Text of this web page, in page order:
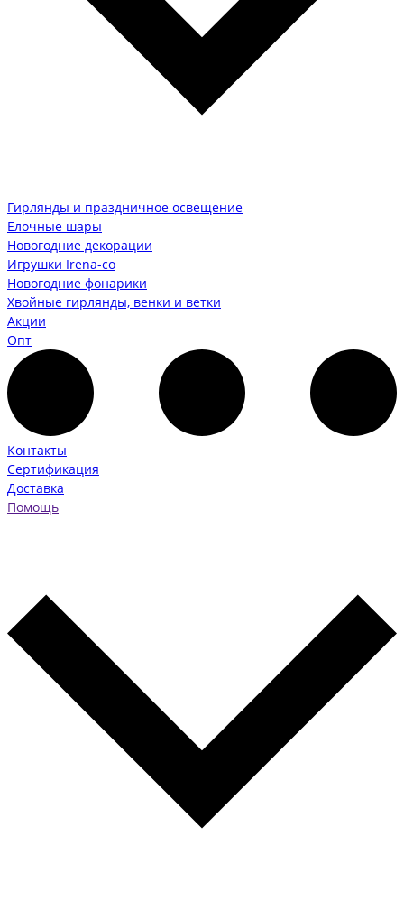
Гирлянды и праздничное освещение
Елочные шары
Новогодние декорации
Игрушки Irena-co
Новогодние фонарики
Хвойные гирлянды, венки и ветки
Акции
Опт
Контакты
Сертификация
Доставка
Помощь